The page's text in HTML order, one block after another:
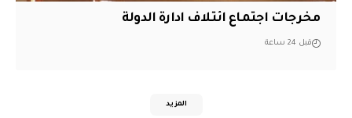
مخرجات اجتماع ائتلاف ادارة الدولة
قبل 24 ساعة
المزيد